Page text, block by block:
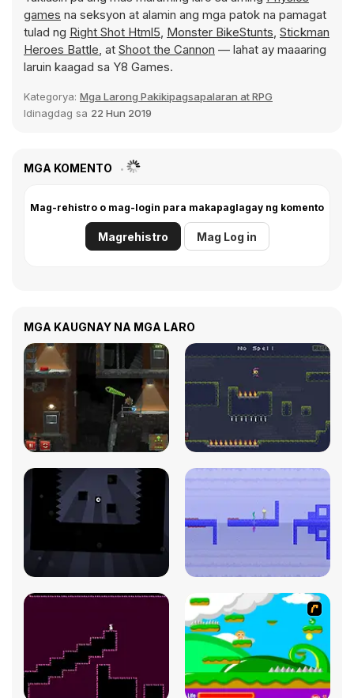
games na seksyon at alamin ang mga patok na pamagat
tulad ng Right Shot Html5, Monster BikeStunts, Stickman
Heroes Battle, at Shoot the Cannon — lahat ay maaaring
laruin kaagad sa Y8 Games.
Kategorya: Mga Larong Pakikipagsapalaran at RPG
Idinagdag sa 22 Hun 2019
MGA KOMENTO
Mag-rehistro o mag-login para makapaglagay ng komento
Magrehistro Mag Log in
MGA KAUGNAY NA MGA LARO